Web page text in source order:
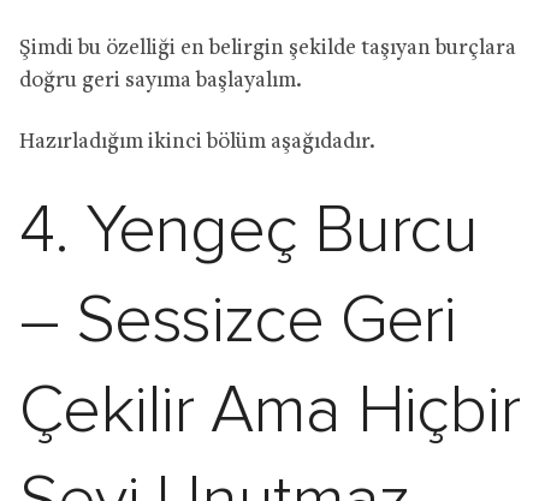
Şimdi bu özelliği en belirgin şekilde taşıyan burçlara
doğru geri sayıma başlayalım.
Hazırladığım ikinci bölüm aşağıdadır.
4. Yengeç Burcu
– Sessizce Geri
Çekilir Ama Hiçbir